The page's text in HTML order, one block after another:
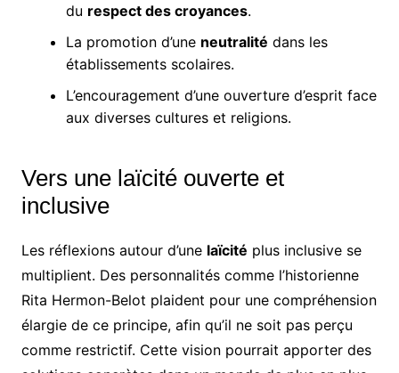
du respect des croyances.
La promotion d’une neutralité dans les
établissements scolaires.
L’encouragement d’une ouverture d’esprit face
aux diverses cultures et religions.
Vers une laïcité ouverte et
inclusive
Les réflexions autour d’une laïcité plus inclusive se
multiplient. Des personnalités comme l’historienne
Rita Hermon-Belot plaident pour une compréhension
élargie de ce principe, afin qu’il ne soit pas perçu
comme restrictif. Cette vision pourrait apporter des